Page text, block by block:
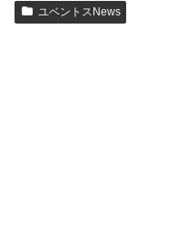
ユベントスNews